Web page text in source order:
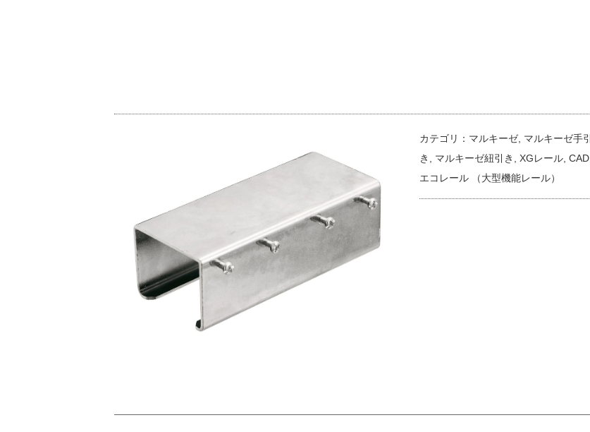
カテゴリ： マルキーゼ, マルキーゼ手引
き
マルキーゼ紐引き XGレール, CAD,
エコレール （大型機能レール）